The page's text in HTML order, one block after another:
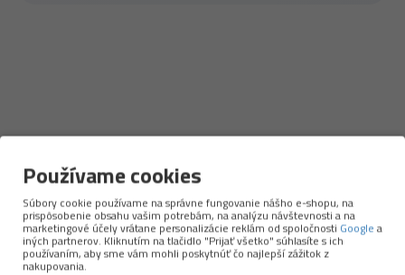
NAPOSLEDY PREZERANÉ
-31 %
Čiapka BUFF Crossknit Hat
Solid Iris
Používame cookies
Súbory cookie používame na správne fungovanie nášho e-shopu, na
prispôsobenie obsahu vašim potrebám, na analýzu návštevnosti a na
marketingové účely vrátane personalizácie reklám od spoločnosti Google a
iných partnerov. Kliknutím na tlačidlo "Prijať všetko" súhlasíte s ich
používaním, aby sme vám mohli poskytnúť čo najlepší zážitok z
nakupovania.